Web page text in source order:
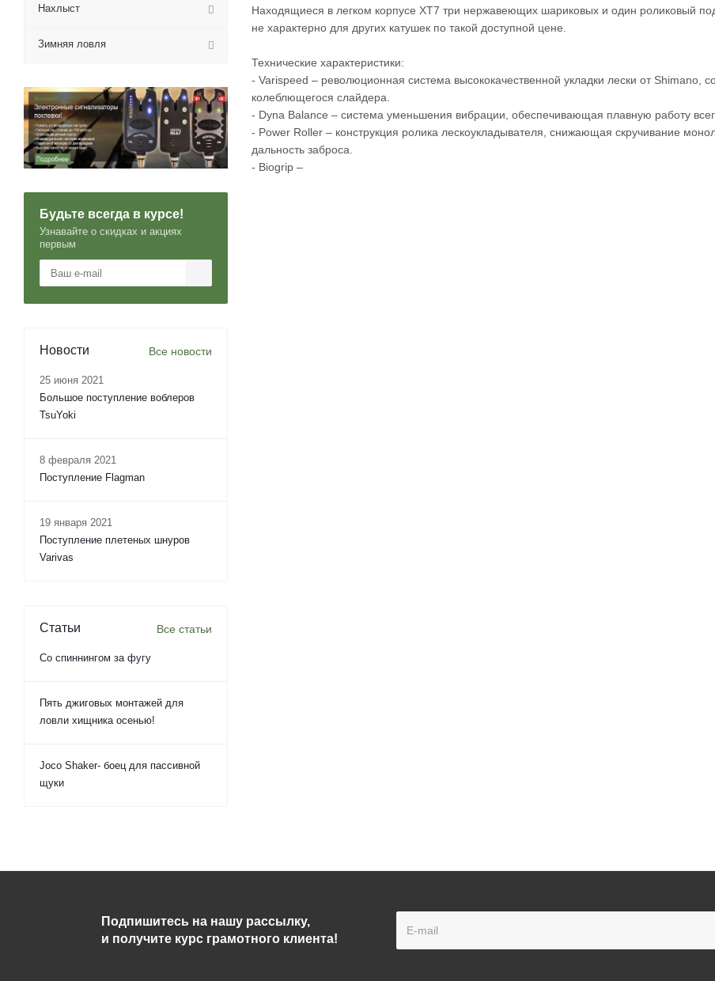
Находящиеся в легком корпусе ХТ7 три нержавеющих шариковых и один роликовый
не характерно для других катушек по такой доступной цене.
Технические характеристики:
- Varispeed – революционная система высококачественной укладки лески от
колеблющегося слайдера.
- Dyna Balance – система уменьшения вибрации, обеспечивающая плавную работу
- Power Roller – конструкция ролика лескоукладывателя, снижающая скручивание
дальность заброса.
- Biogrip –
Нахлыст
Зимняя ловля
Будьте всегда в курсе!
Узнавайте о скидках и акциях
первым
Новости Все новости
25 июня 2021
Большое поступление воблеров
TsuYoki
8 февраля 2021
Поступление Flagman
19 января 2021
Поступление плетеных шнуров
Varivas
Статьи Все статьи
Со спиннингом за фугу
Пять джиговых монтажей для
ловли хищника осенью!
Joco Shaker- боец для пассивной
щуки
Подпишитесь на нашу рассылку,
и получите курс грамотного клиента!